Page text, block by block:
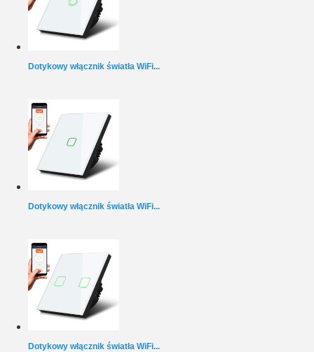
Dotykowy włącznik światła WiFi...
Dotykowy włącznik światła WiFi...
Dotykowy włącznik światła WiFi...